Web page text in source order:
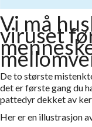
Vi må
viruset
De to største
det er første gang du
pattedyr dekket av
Her er en illustrasjon